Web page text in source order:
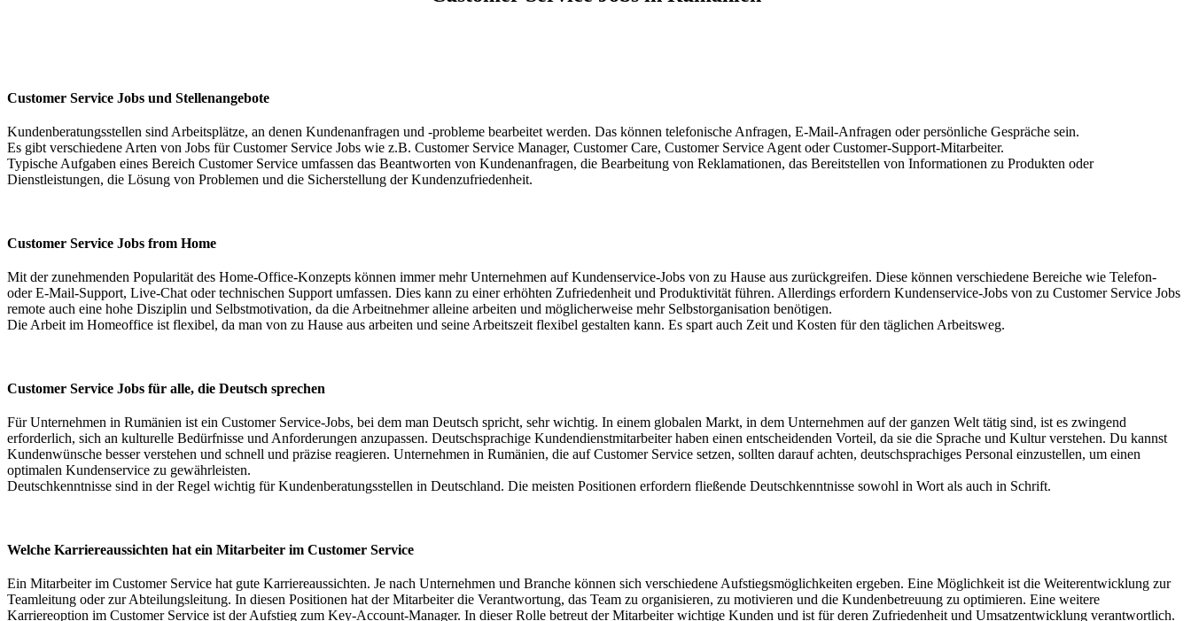
Customer Service Jobs und Stellenangebote
Kundenberatungsstellen sind Arbeitsplätze, an denen Kundenanfragen und -probleme bearbeitet werden. Das können telefonische Anfragen, E-Mail-Anfragen oder persönliche Gespräche sein.
Es gibt verschiedene Arten von Jobs für Customer Service Jobs wie z.B. Customer Service Manager, Customer Care, Customer Service Agent oder Customer-Support-Mitarbeiter.
Typische Aufgaben eines Bereich Customer Service umfassen das Beantworten von Kundenanfragen, die Bearbeitung von Reklamationen, das Bereitstellen von Informationen zu Produkten oder
Dienstleistungen, die Lösung von Problemen und die Sicherstellung der Kundenzufriedenheit.
Customer Service Jobs from Home
Mit der zunehmenden Popularität des Home-Office-Konzepts können immer mehr Unternehmen auf Kundenservice-Jobs von zu Hause aus zurückgreifen. Diese können verschiedene Bereiche wie Telefon-
oder E-Mail-Support, Live-Chat oder technischen Support umfassen. Dies kann zu einer erhöhten Zufriedenheit und Produktivität führen. Allerdings erfordern Kundenservice-Jobs von zu Customer Service Jobs
remote auch eine hohe Disziplin und Selbstmotivation, da die Arbeitnehmer alleine arbeiten und möglicherweise mehr Selbstorganisation benötigen.
Die Arbeit im Homeoffice ist flexibel, da man von zu Hause aus arbeiten und seine Arbeitszeit flexibel gestalten kann. Es spart auch Zeit und Kosten für den täglichen Arbeitsweg.
Customer Service Jobs für alle, die Deutsch sprechen
Für Unternehmen in Rumänien ist ein Customer Service-Jobs, bei dem man Deutsch spricht, sehr wichtig. In einem globalen Markt, in dem Unternehmen auf der ganzen Welt tätig sind, ist es zwingend
erforderlich, sich an kulturelle Bedürfnisse und Anforderungen anzupassen. Deutschsprachige Kundendienstmitarbeiter haben einen entscheidenden Vorteil, da sie die Sprache und Kultur verstehen. Du kannst
Kundenwünsche besser verstehen und schnell und präzise reagieren. Unternehmen in Rumänien, die auf Customer Service setzen, sollten darauf achten, deutschsprachiges Personal einzustellen, um einen
optimalen Kundenservice zu gewährleisten.
Deutschkenntnisse sind in der Regel wichtig für Kundenberatungsstellen in Deutschland. Die meisten Positionen erfordern fließende Deutschkenntnisse sowohl in Wort als auch in Schrift.
Welche Karriereaussichten hat ein Mitarbeiter im Customer Service
Ein Mitarbeiter im Customer Service hat gute Karriereaussichten. Je nach Unternehmen und Branche können sich verschiedene Aufstiegsmöglichkeiten ergeben. Eine Möglichkeit ist die Weiterentwicklung zur
Teamleitung oder zur Abteilungsleitung. In diesen Positionen hat der Mitarbeiter die Verantwortung, das Team zu organisieren, zu motivieren und die Kundenbetreuung zu optimieren. Eine weitere
Karriereoption im Customer Service ist der Aufstieg zum Key-Account-Manager. In dieser Rolle betreut der Mitarbeiter wichtige Kunden und ist für deren Zufriedenheit und Umsatzentwicklung verantwortlich.